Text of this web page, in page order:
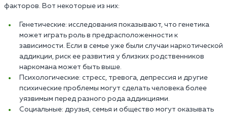
факторов. Вот некоторые из них:
Генетические: исследования показывают, что генетика
может играть роль в предрасположенности к
зависимости. Если в семье уже были случаи наркотической
аддикции, риск ее развития у близких родственников
наркомана может быть выше.
Психологические: стресс, тревога, депрессия и другие
психические проблемы могут сделать человека более
уязвимым перед разного рода аддикциями.
Социальные: друзья, семья и общество могут оказывать